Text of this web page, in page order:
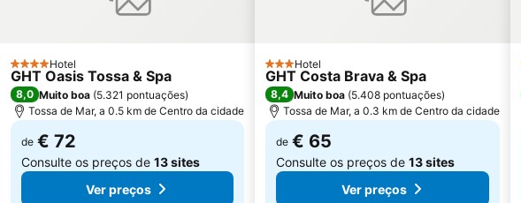
4 Estrelas
Hotel
GHT Oasis Tossa & Spa
8,0 Muito boa (5.321 pontuações)
Tossa de Mar, a 0.5 km de Centro da cidade
de € 72
Consulte os preços de 13 sites
Ver preços
3 Estrelas
Hotel
GHT Costa Brava & Spa
8,4 Muito boa (5.408 pontuações)
Tossa de Mar, a 0.3 km de Centro da cidade
de € 65
Consulte os preços de 13 sites
Ver preços